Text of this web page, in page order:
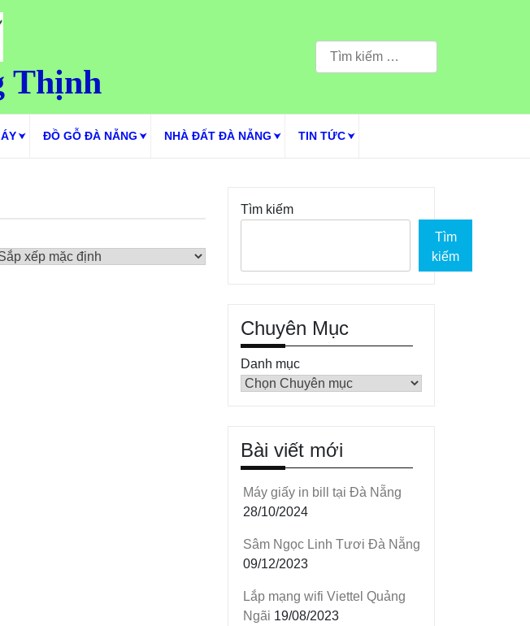
Thịnh
Tìm
kiếm
ĐỒ GỖ ĐÀ NẴNG NHÀ ĐẤT ĐÀ NẴNG TIN TỨC
Tìm kiếm
Tìm
kiếm
Chuyên Mục
Danh mục
Bài viết mới
Máy giấy in bill tại Đà Nẵng
28/10/2024
Sâm Ngọc Linh Tươi Đà Nẵng
09/12/2023
Lắp mạng wifi Viettel Quảng
Ngãi 19/08/2023